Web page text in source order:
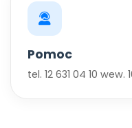
Pomoc
tel. 12 631 04 10 wew.